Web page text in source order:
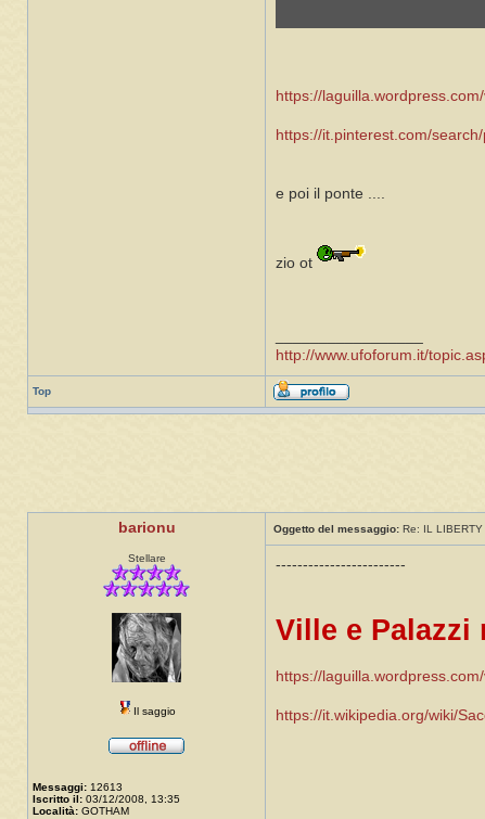
https://
https://it.pinterest.com/
e poi il ponte ....
zio ot
http://www.ufoforum.it/
Top
barionu
Stellare
Il saggio
Messaggi: 12613
Iscritto il: 03/12/2008, 13:35
Località: GOTHAM
Oggetto del messaggio: Re: IL
------------------------
Ville e
https://
https://it.wikipedia.org/wiki/